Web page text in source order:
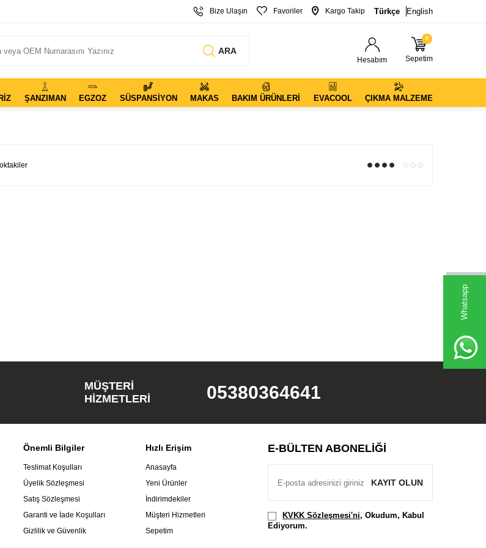
Whatsapp
Bize Ulaşın Favoriler Kargo Takip Türkçe English
ARA
Hesabım
0
Sepetim
ŞANZIMAN EGZOZ SÜSPANSIYON MAKAS BAKIM ÜRÜNLERI EVACOOL ÇIKMA MALZEME
MÜŞTERI
HIZMETLERI
05380364641
Önemli Bilgiler
Teslimat Koşulları
Üyelik Sözleşmesi
Satış Sözleşmesi
Garanti ve İade Koşulları
Gizlilik ve Güvenlik
Hızlı Erişim
Anasayfa
Yeni Ürünler
İndirimdekiler
Müşteri Hizmetleri
Sepetim
E-BÜLTEN ABONELIĞI
KAYIT OLUN
KVKK Sözleşmesi'ni, Okudum, Kabul
Ediyorum.